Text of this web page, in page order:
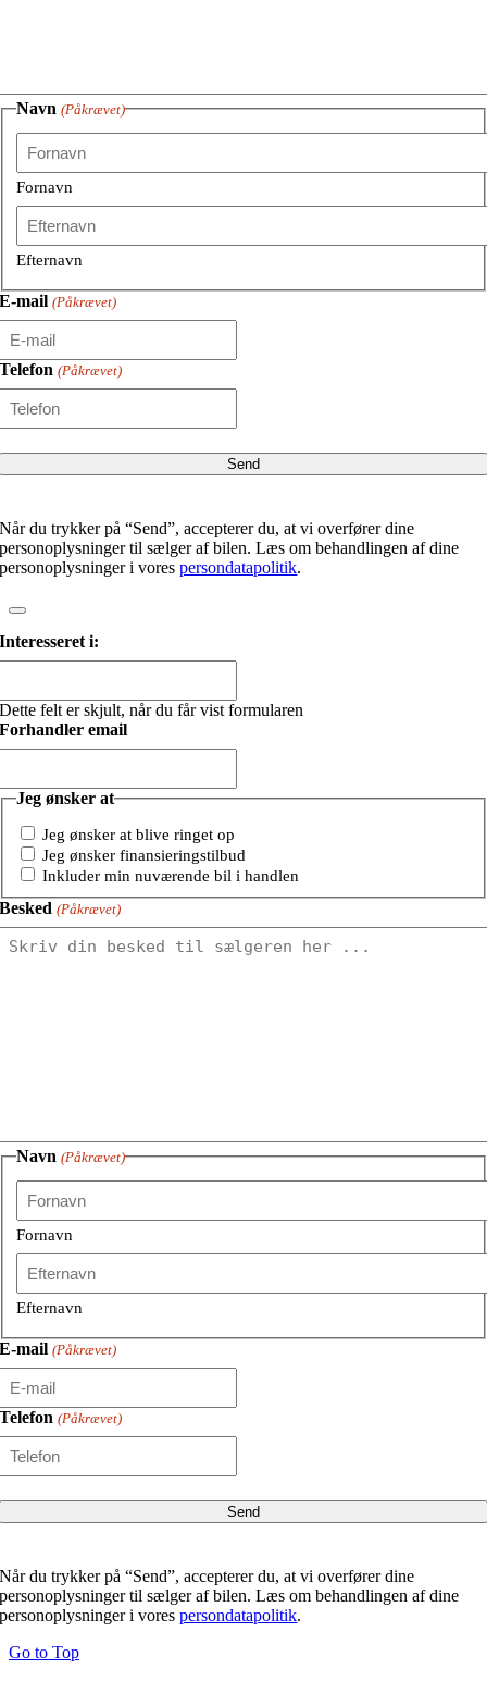
Navn (Påkrævet)
Fornavn
Efternavn
E-mail (Påkrævet)
Telefon (Påkrævet)
Når du trykker på “Send”, accepterer du, at vi overfører dine
personoplysninger til sælger af bilen. Læs om behandlingen af dine
personoplysninger i vorespersondatapolitik.
Interesseret i:
Dette felt er skjult, når du får vist formularen
Forhandler email
Jeg ønsker at
Jeg ønsker at blive ringet op
Jeg ønsker finansieringstilbud
Inkluder min nuværende bil i handlen
Besked (Påkrævet)
Navn (Påkrævet)
Fornavn
Efternavn
E-mail (Påkrævet)
Telefon (Påkrævet)
Når du trykker på “Send”, accepterer du, at vi overfører dine
personoplysninger til sælger af bilen. Læs om behandlingen af dine
personoplysninger i vorespersondatapolitik.
Go to Top